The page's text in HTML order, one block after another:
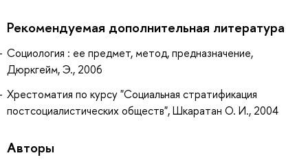
Рекомендуемая дополнительная литература
Социология : ее предмет, метод, предназначение,
Дюркгейм, Э., 2006
Хрестоматия по курсу "Социальная стратификация
постсоциалистических обществ", Шкаратан О. И., 2004
Авторы